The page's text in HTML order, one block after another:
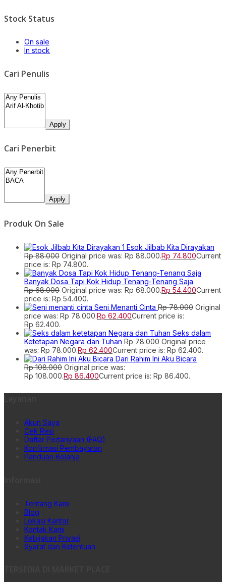
Stock Status
On sale
In stock
Cari Penulis
Apply
Cari Penerbit
Apply
Produk On Sale
Esok Jilbab Kita Dirayakan
Rp88.000 Original price was: Rp 88.000.Rp 74.800Current
price is: Rp 74.800.
Banyak Dosa Tapi Kok Hidup Tenang-Tenang Saja
Rp68.000 Original price was: Rp 68.000.Rp 54.400Current
price is: Rp 54.400.
Seni Menanti Cinta Rp78.000 Original
price was: Rp 78.000.Rp 62.400Current price is:
Rp 62.400.
Seks dalam
Ketetapan Negara dan Tuhan Rp78.000 Original price
was: Rp 78.000.Rp 62.400Current price is: Rp 62.400.
Dari Rahim Ini Aku Bicara
Rp108.000 Original price was:
Rp 108.000.Rp 86.400Current price is: Rp 86.400.
Akun Saya
Cek Resi
Daftar Pertanyaan (FAQ)
Konfirmasi Pembayaran
Panduan Belanja
Tentang Kami
Blog
Lokasi Kantor
Kontak Kami
Kebijakan Privasi
Syarat dan Ketentuan